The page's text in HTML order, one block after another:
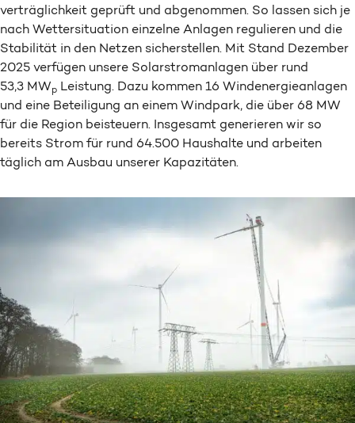
verträglichkeit geprüft und abgenommen. So lassen sich je
nach Wetter­situation einzelne Anlagen regulieren und die
Stabilität in den Netzen sicherstellen. Mit Stand Dezember
2025 verfügen unsere Solarstrom­anlagen über rund
53,3 MWp Leistung. Dazu kommen 16 Windenergie­anlagen
und eine Beteiligung an einem Windpark, die über 68 MW
für die Region beisteuern. Insgesamt generieren wir so
bereits Strom für rund 64.500 Haushalte und arbeiten
täglich am Ausbau unserer Kapazitäten.